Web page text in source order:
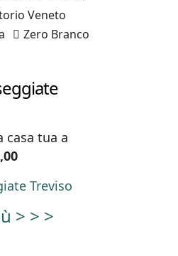
Veneto
Zero Branco
casa tua a
> > >